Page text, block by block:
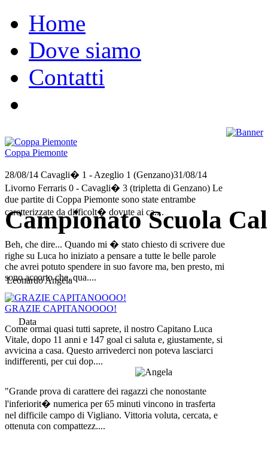
Home
Dove siamo
Contatti
Coppa Piemonte
28/08/14 Cavagli� 1 - Azeglio 1 (Genzano)31/08/14
Livorno Ferraris 0 - Cavagli� 3 (tripletta di Genzano) Le
due partite di Coppa Piemonte sono state entrambe
caretterizzate da difficolt� dovute ai ca....
Beh, che dire... Quando mi � stato chiesto di scrivere due
righe su Luca ho iniziato a pensare a tutte le belle parole
che avrei potuto spendere in suo favore ma, ben presto, mi
sono accorto che, qua....
GRAZIE CAPITANOOOO!
Come ormai quasi tutti saprete, il nostro Capitano Luca
Vitale, dopo 11 anni e 147 goal ci saluta e, giustamente, si
avvicina a casa. Questo arrivederci non poteva lasciarci
indifferenti, per cui dop....
"Grande prova di carattere dei ragazzi che nonostante
l'inferiorit� numerica per 65 minuti vincono in trasferta
nel difficile campo di Vigliano. Vittoria voluta, cercata, e
ottenuta con compattezz....
Campionato Scuola
Leonardo Angela
Data